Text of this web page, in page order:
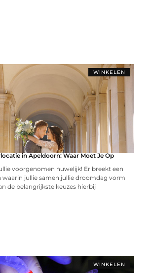
WINKELEN
in Apeldoorn: Waar Moet Je Op
voorgenomen huwelijk! Er breekt een
waarin jullie samen jullie droomdag vorm
de belangrijkste keuzes hierbij
WINKELEN